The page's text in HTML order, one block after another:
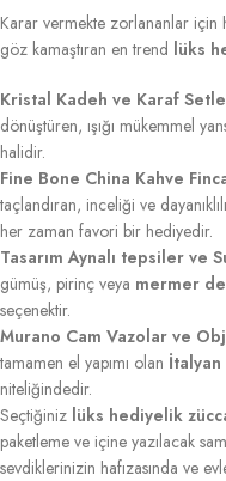
Karar vermekte zorlananlar
göz kamaştıran en trend lüks
Kristal Kadeh ve Karaf
dönüştüren, ışığı mükemmel
halidir.
Fine Bone China Kahve
taçlandıran, inceliği ve
her zaman favori bir hediyedir.
Tasarım Aynalı tepsiler ve
gümüş, pirinç veya mermer
seçenektir.
Murano Cam Vazolar ve
tamamen el yapımı olan
niteliğindedir.
Seçtiğiniz lüks hediyelik
paketleme ve içine yazılacak
sevdiklerinizin hafızasında ve